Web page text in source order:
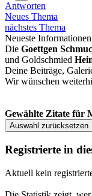
Antworten
Neues Thema
nächstes Thema
Neueste Informationen
Die Goettgen
und Goldschmied
Deine Beiträge,
Wir wünschen
Gewählte Zitate für
Auswahl zurücksetzen
Registrierte in
Aktuell kein